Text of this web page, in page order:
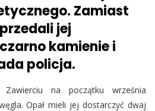
Zamiast
jej
kamienie i
policja.
na początku września
Opał mieli jej dostarczyć dwaj